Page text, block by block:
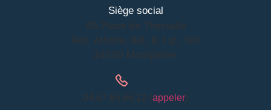
Siège social
95 Place de Thessalie
Rés. Athéna, Bât. B, Lgt. 198
34000 Montpellier
04.67.65.66.12 (appeler)